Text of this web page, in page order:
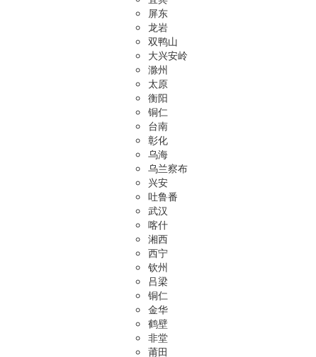
屏东
龙岩
双鸭山
大兴安岭
滁州
太原
衡阳
铜仁
台南
彰化
乌海
乌兰察布
兴安
吐鲁番
武汉
喀什
湘西
西宁
钦州
吕梁
铜仁
金华
鹤壁
非堂
莆田